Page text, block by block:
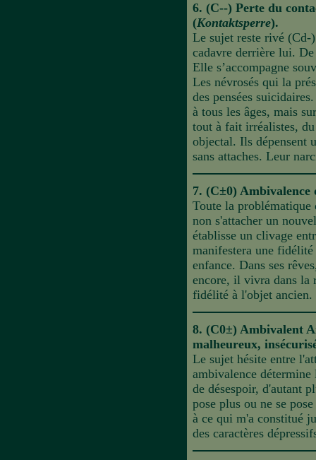
6. (C--) Perte du
(Kontaktsperre).
Le sujet reste rivé
cadavre derrière lui.
Elle s’accompagne
Les névrosés qui la
des pensées
à tous les âges, mais
tout à fait irréalistes,
objectal. Ils dépensent
sans attaches. Leur
7. (C±0)
Toute la
non s'attacher un
établisse un clivage
manifestera une
enfance. Dans ses
encore, il vivra dans la
fidélité à l'objet ancien.
8. (C0±) Ambivalent
malheureux,
Le sujet hésite entre
ambivalence
de désespoir, d'autant
pose plus ou ne se
à ce qui m'a constitué
des caractères